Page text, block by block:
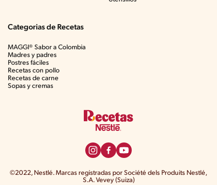
Categorias de Recetas
MAGGI® Sabor a Colombia
Madres y padres
Postres fáciles
Recetas con pollo
Recetas de carne
Sopas y cremas
©2022, Nestlé. Marcas registradas por Société dels Produits Nestlé,
S.A. Vevey (Suiza)